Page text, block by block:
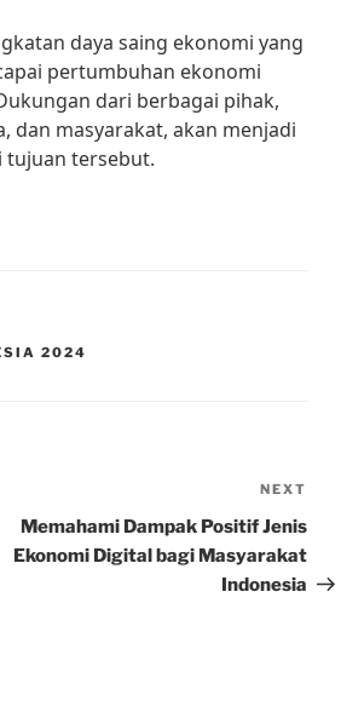
daya saing ekonomi yang
pertumbuhan ekonomi
dari berbagai pihak,
dan masyarakat, akan menjadi
tujuan tersebut.
2024
Post
NEXT
Memahami Dampak Positif Jenis
Ekonomi Digital bagi Masyarakat
Indonesia